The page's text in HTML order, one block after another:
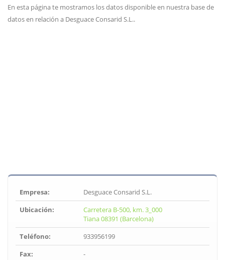
En esta página te mostramos los datos disponible en nuestra base de
datos en relación a Desguace Consarid S.L..
Empresa:
Desguace Consarid S.L.
Ubicación:
Carretera B-500, km. 3_000
Tiana 08391 (Barcelona)
Teléfono:
933956199
Fax:
-